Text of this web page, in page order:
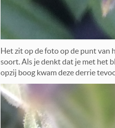
Het zit op de foto op de punt van
soort. Als je denkt dat je met het
opzij boog kwam deze derrie